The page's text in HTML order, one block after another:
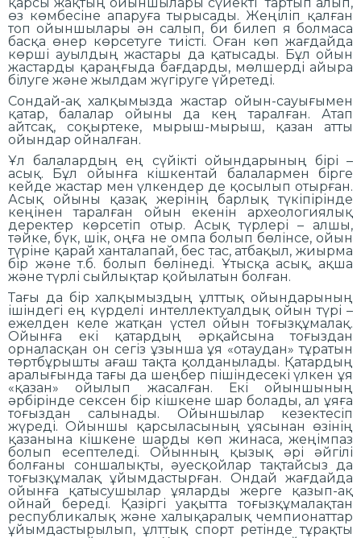
өз көмбесіне апаруға тырысады. Жеңіліп қалған
топ ойыншылары ән салып, би билеп я болмаса
басқа өнер көрсетуге тиісті. Оған көп жағдайда
көрші ауылдың жастары да қатысады. Бұл ойын
жастарды қараңғыда бағдарды, мөлшерді айыра
білуге және жылдам жүгіруге үйретеді.
Сондай-ақ халқымызда жастар ойын-сауығымен
қатар, балалар ойыны да кең таралған. Атап
айтсақ, соқыртеке, мырыш-мырыш, қазан атты
ойындар ойналған.
Ұл балалардың ең сүйікті ойындарының бірі –
асық. Бұл ойынға кішкентай балалармен бірге
кейде жастар мен үлкендер де қосылып отырған.
Асық ойыны қазақ жерінің барлық түкіпірінде
кеңінен таралған ойын екенін археологиялық
деректер көрсетіп отыр. Асық түрлері – алшы,
тәйке, бүк, шік, оңға не омпа болып бөлінсе, ойын
түріне қарай ханталапай, бес тас, атбақыл, жиырма
бір және т.б. болып бөлінеді. Ұтысқа асық, ақша
және түрлі сыйлықтар қойылатын болған.
Тағы да бір халқымыздың ұлттық ойындарының
ішіндегі ең күрделі интеллектуалдық ойын түрі –
ежелден келе жатқан үстел ойын тоғызқұмалақ.
Ойынға екі қатардың әрқайсына тоғыздан
орналасқан он сегіз ұзынша ұя «отаудан» тұратын
төртбұрышты ағаш тақта қолданылады. Қатардың
аралығында тағы да шеңбер пішіндесекі үлкен ұя
«қазан» ойылып жасалған. Екі ойыншының
әрбірінде сексен бір кішкене шар болады, ал ұяға
тоғыздан салынады. Ойыншылар кезектесіп
жүреді. Ойыншы қарсыласының ұясынан өзінің
қазанына кішкене шарды көп жинаса, жеңімпаз
болып есептеледі. Ойынның қызық әрі әйгілі
болғаны соншалықты, әуесқойлар тақтайсыз да
тоғызқұмалақ ұйымдастырған. Ондай жағдайда
ойынға қатысушылар ұяларды жерге қазып-ақ
ойнай береді. Қазіргі уақытта тоғызқұмалақтан
республикалық және халықаралық чемпионаттар
ұйымдастырылып, ұлттық спорт ретінде тұрақты